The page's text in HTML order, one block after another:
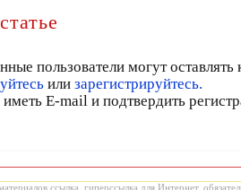
пользователи могут
или зарегистрируйтесь.
E-mail и подтвердить
ссылка, гиперссылка для Интернет,